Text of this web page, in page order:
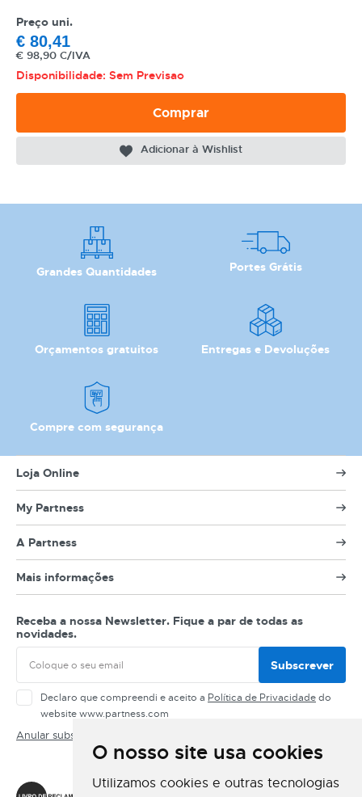
O nosso site usa cookies
Utilizamos cookies e outras tecnologias
Preço uni.
€ 80,41
€ 98,90 C/IVA
Disponibilidade: Sem Previsao
Comprar
Adicionar à Wishlist
Grandes Quantidades Portes Grátis
Orçamentos gratuitos Entregas e Devoluções
Compre com segurança
Loja Online
My Partness
A Partness
Mais informações
Receba a nossa Newsletter. Fique a par de todas as
novidades.
Subscrever
Declaro que compreendi e aceito a Política de Privacidadedo
website www.partness.com
Anular subscrição